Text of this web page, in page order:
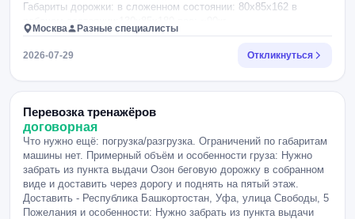
Габариты дорожки: в сложенном состоянии: 80х85х162 в
рабочем состоянии:130х85х180 вес: ~90кг.
Москва Разные специалисты
2026-07-29 Откликнуться
Перевозка тренажёров
договорная
Что нужно ещё: погрузка/разгрузка. Ограничений по габаритам
машины нет. Примерный объём и особенности груза: Нужно
забрать из пункта выдачи Озон беговую дорожку в собранном
виде и доставить через дорогу и поднять на пятый этаж.
Доставить - Республика Башкортостан, Уфа, улица Свободы, 5
Пожелания и особенности: Нужно забрать из пункта выдачи